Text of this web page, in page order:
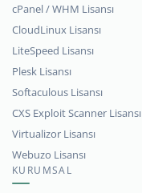
cPanel / WHM Lisansı
CloudLinux Lisansı
LiteSpeed Lisansı
Plesk Lisansı
Softaculous Lisansı
CXS Exploit Scanner Lisansı
Virtualizor Lisansı
Webuzo Lisansı
KURUMSAL